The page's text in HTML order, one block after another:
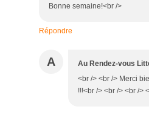
Bonne semaine!<br />
Répondre
A Au Rendez-vous
<br /> <br /> Merci
!!!<br /> <br /> <br />